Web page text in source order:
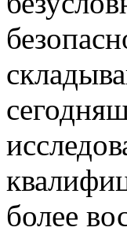
более